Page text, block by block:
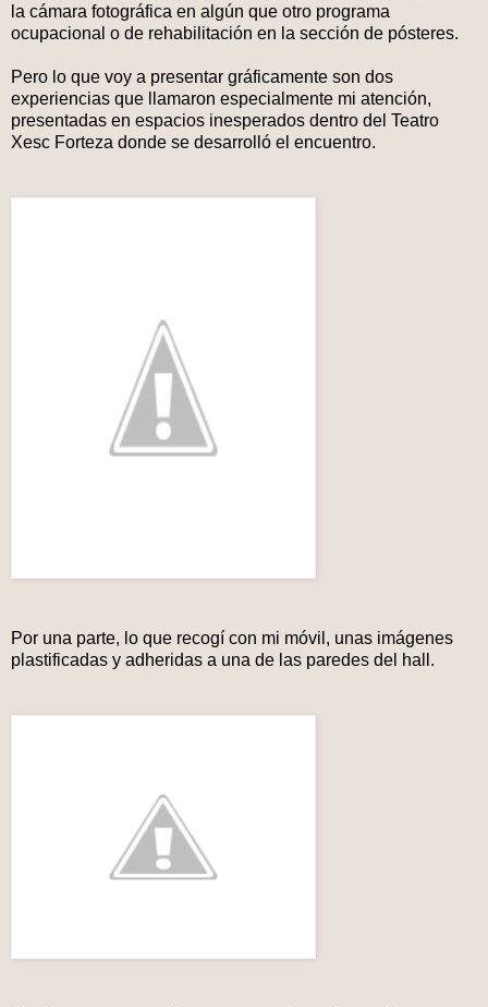
la cámara fotográfica en algún que otro programa
ocupacional o de rehabilitación en la sección de pósteres.
Pero lo que voy a presentar gráficamente son dos
experiencias que llamaron especialmente mi atención,
presentadas en espacios inesperados dentro del Teatro
Xesc Forteza donde se desarrolló el encuentro.
Por una parte, lo que recogí con mi móvil, unas imágenes
plastificadas y adheridas a una de las paredes del hall.